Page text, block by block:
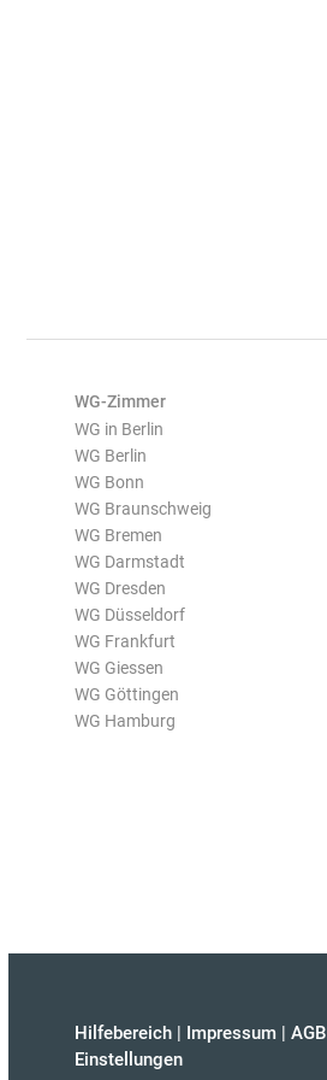
WG-Zimmer
WG in Berlin
WG Berlin
WG Bonn
WG Braunschweig
WG Bremen
WG Darmstadt
WG Dresden
WG Düsseldorf
WG Frankfurt
WG Giessen
WG Göttingen
WG Hamburg
Hilfebereich | Impressum | AGB
Einstellungen